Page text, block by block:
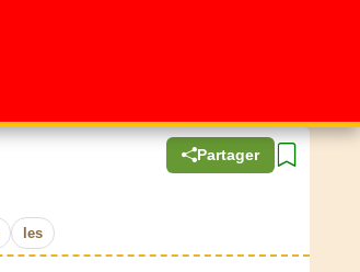
Partager
les